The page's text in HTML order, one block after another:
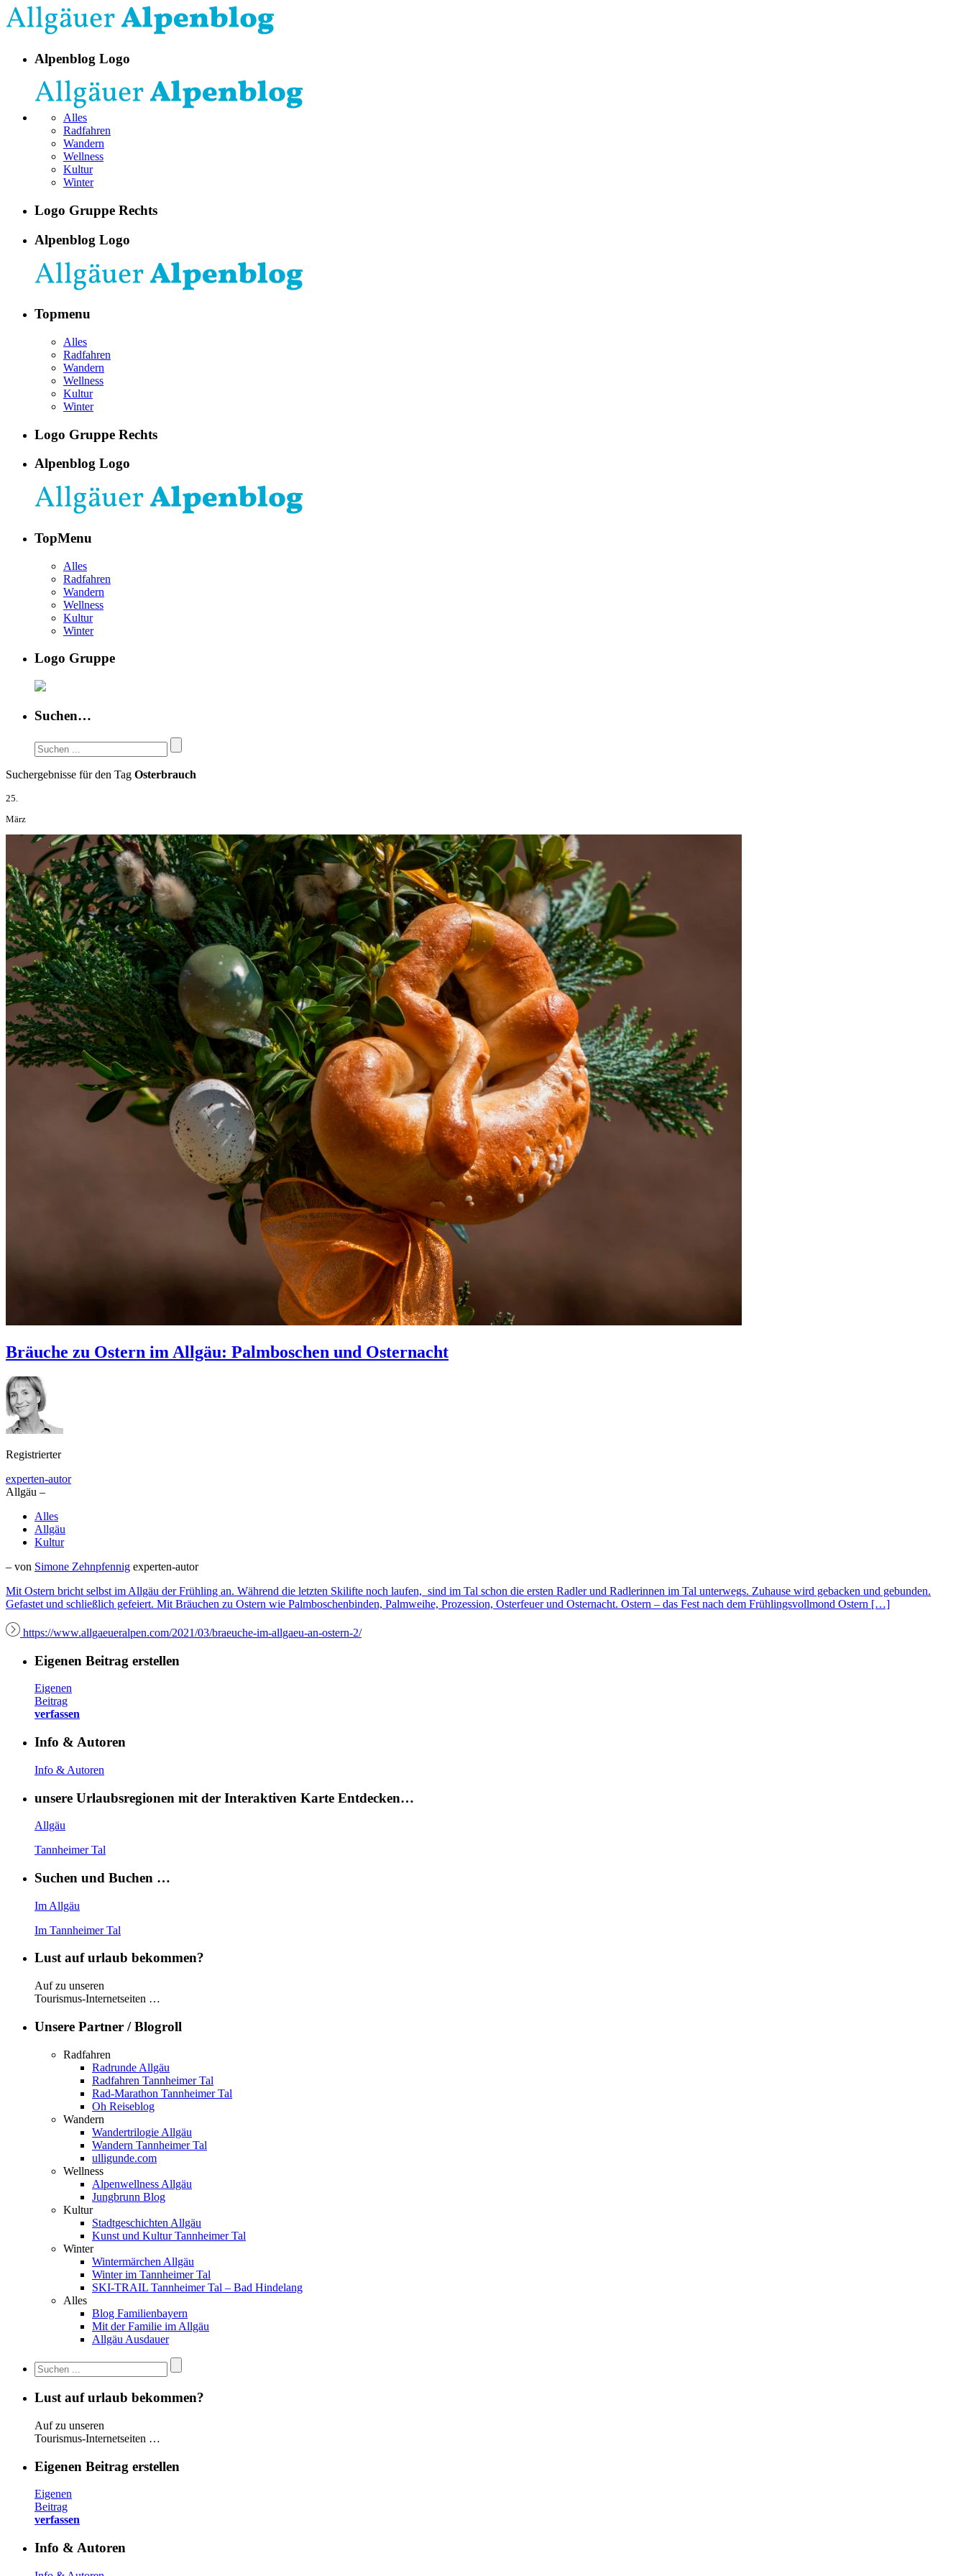
Alpenblog Logo
Alles
Radfahren
Wandern
Wellness
Kultur
Winter
Logo Gruppe Rechts
Alpenblog Logo
Topmenu
Alles
Radfahren
Wandern
Wellness
Kultur
Winter
Logo Gruppe Rechts
Alpenblog Logo
TopMenu
Alles
Radfahren
Wandern
Wellness
Kultur
Winter
Logo Gruppe
Suchen…
Suchergebnisse für den Tag Osterbrauch
25.
März
Bräuche zu Ostern im Allgäu: Palmboschen und Osternacht
Registrierter
experten-autor
Allgäu –
Alles
Allgäu
Kultur
– von Simone Zehnpfennig experten-autor
Mit Ostern bricht selbst im Allgäu der Frühling an. Während die letzten Skilifte noch laufen, sind im Tal schon die ersten Radler und Radlerinnen im Tal unterwegs. Zuhause wird gebacken und gebunden.
Gefastet und schließlich gefeiert. Mit Bräuchen zu Ostern wie Palmboschenbinden, Palmweihe, Prozession, Osterfeuer und Osternacht. Ostern – das Fest nach dem Frühlingsvollmond Ostern […]
https://www.allgaeueralpen.com/2021/03/braeuche-im-allgaeu-an-ostern-2/
Eigenen Beitrag erstellen
Eigenen
Beitrag
verfassen
Info & Autoren
Info & Autoren
unsere Urlaubsregionen mit der Interaktiven Karte Entdecken…
Allgäu
Tannheimer Tal
Suchen und Buchen …
Im Allgäu
Im Tannheimer Tal
Lust auf urlaub bekommen?
Auf zu unseren
Tourismus-Internetseiten …
Unsere Partner / Blogroll
Radfahren
Radrunde Allgäu
Radfahren Tannheimer Tal
Rad-Marathon Tannheimer Tal
Oh Reiseblog
Wandern
Wandertrilogie Allgäu
Wandern Tannheimer Tal
ulligunde.com
Wellness
Alpenwellness Allgäu
Jungbrunn Blog
Kultur
Stadtgeschichten Allgäu
Kunst und Kultur Tannheimer Tal
Winter
Wintermärchen Allgäu
Winter im Tannheimer Tal
SKI-TRAIL Tannheimer Tal – Bad Hindelang
Alles
Blog Familienbayern
Mit der Familie im Allgäu
Allgäu Ausdauer
Lust auf urlaub bekommen?
Auf zu unseren
Tourismus-Internetseiten …
Eigenen Beitrag erstellen
Eigenen
Beitrag
verfassen
Info & Autoren